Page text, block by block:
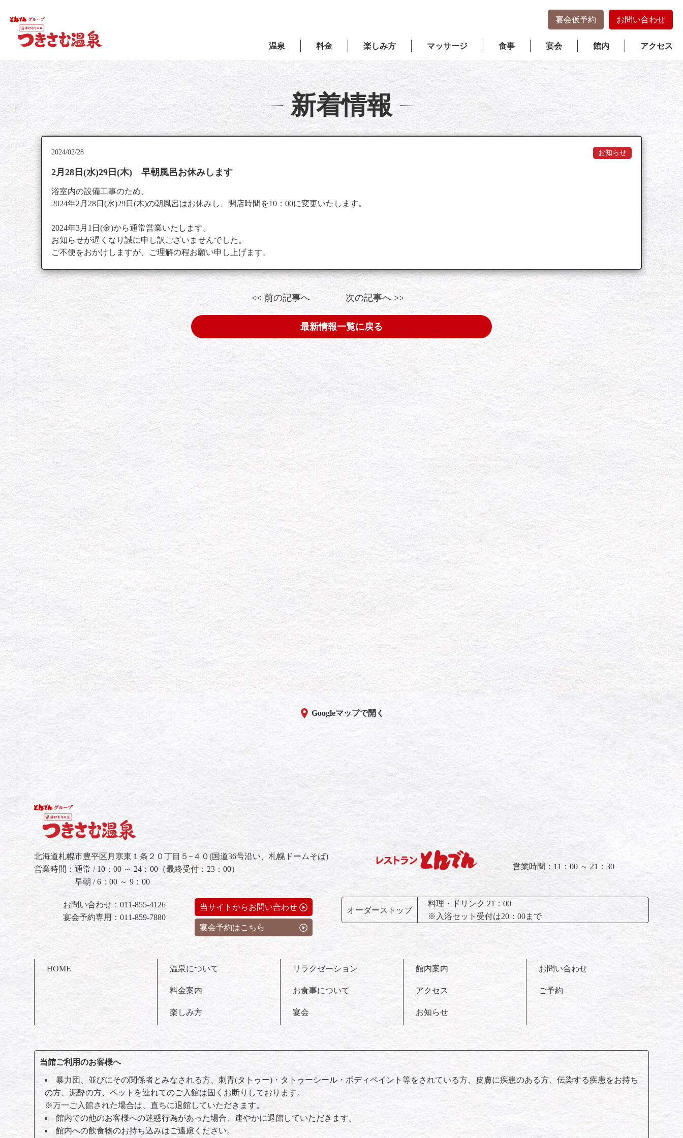
本文までスキップ
温泉 料金 楽しみ方 マッサージ 食事 宴会 館内 アクセス
宴会仮予約 お問い合わせ
新着情報
2024/02/28 お知らせ
2月28日(水)29日(木) 早朝風呂お休みします
浴室内の設備工事のため、
2024年2月28日(水)29日(木)の朝風呂はお休みし、開店時間を10：00に変更いたします。
2024年3月1日(金)から通常営業いたします。
お知らせが遅くなり誠に申し訳ございませんでした。
ご不便をおかけしますが、ご理解の程お願い申し上げます。
<< 前の記事へ 次の記事へ >>
最新情報一覧に戻る
Googleマップで開く
北海道札幌市豊平区月寒東１条２０丁目５−４０(国道36号沿い、札幌ドームそば)
営業時間：通常 / 10：00 ～ 24：00（最終受付：23：00）
早朝 / 6：00 ～ 9：00
お問い合わせ：011-855-4126
宴会予約専用：011-859-7880
当サイトからお問い合わせ
宴会予約はこちら
営業時間：11：00 ～ 21：30
オーダーストップ
料理・ドリンク 21：00
※入浴セット受付は20：00まで
HOME 温泉について
料金案内
楽しみ方
リラクゼーション
お食事について
宴会
館内案内
アクセス
お知らせ
お問い合わせ
ご予約
当館ご利用のお客様へ
暴力団、並びにその関係者とみなされる方、刺青(タトゥー)・タトゥーシール・ボディペイント等をされている方、皮膚に疾患のある方、伝染する疾患をお持ち
の方、泥酔の方、ペットを連れてのご入館は固くお断りしております。
※万一ご入館された場合は、直ちに退館していただきます。
館内での他のお客様への迷惑行為があった場合、速やかに退館していただきます。
館内への飲食物のお持ち込みはご遠慮ください。